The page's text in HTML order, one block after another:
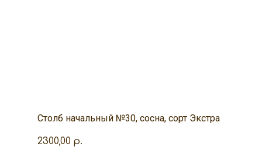
Столб начальный №30, сосна, сорт Экстра
2300,00 р.